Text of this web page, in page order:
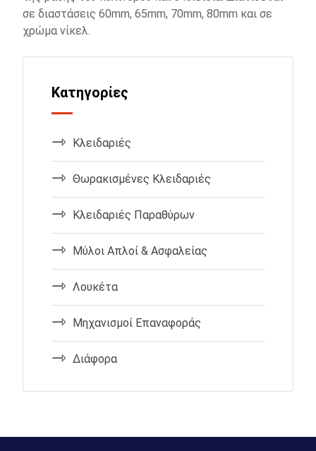
Κατηγορίες
Κλειδαριές
Θωρακισμένες Κλειδαριές
Κλειδαριές Παραθύρων
Μύλοι Απλοί & Ασφαλείας
Λουκέτα
Μηχανισμοί Επαναφοράς
Διάφορα
σε διαστάσεις 60mm, 65mm, 70mm, 80mm και σε
χρώμα νίκελ.